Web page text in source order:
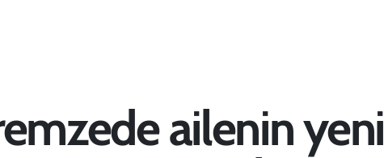
ailenin yeni